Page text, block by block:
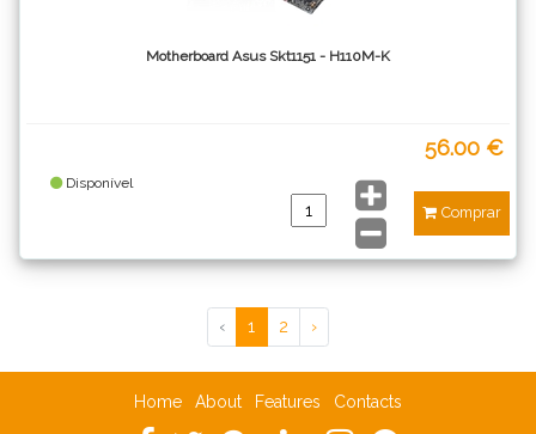
Motherboard Asus Skt1151 - H110M-K
56.00 €
Disponível
Comprar
‹ 1 2 ›
Home About Features Contacts